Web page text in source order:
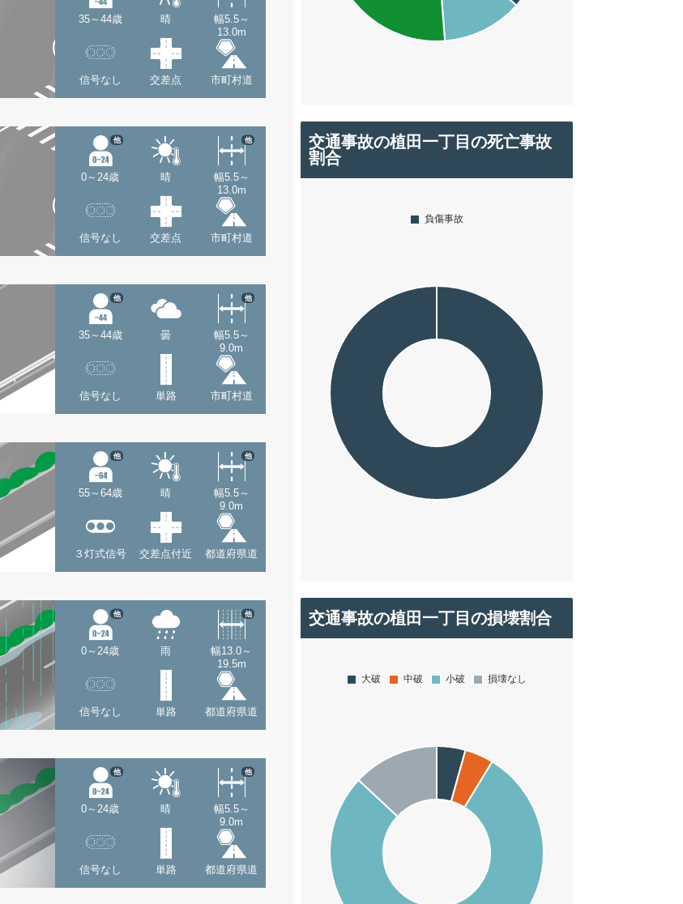
35～44歳 晴
幅5.5～
13.0m
信号なし 交差点 市町村道
0～24歳
他
晴
幅5.5～
13.0m
他
信号なし 交差点 市町村道
35～44歳
他
曇
幅5.5～
9.0m
他
信号なし 単路 市町村道
55～64歳
他
晴
幅5.5～
9.0m
他
３灯式信号 交差点付近 都道府県道
0～24歳
他
雨
幅13.0～
19.5m
他
信号なし 単路 都道府県道
0～24歳
他
晴
幅5.5～
9.0m
他
信号なし 単路 都道府県道
交通事故の植田一丁目の死亡事故
割合
交通事故の植田一丁目の損壊割合